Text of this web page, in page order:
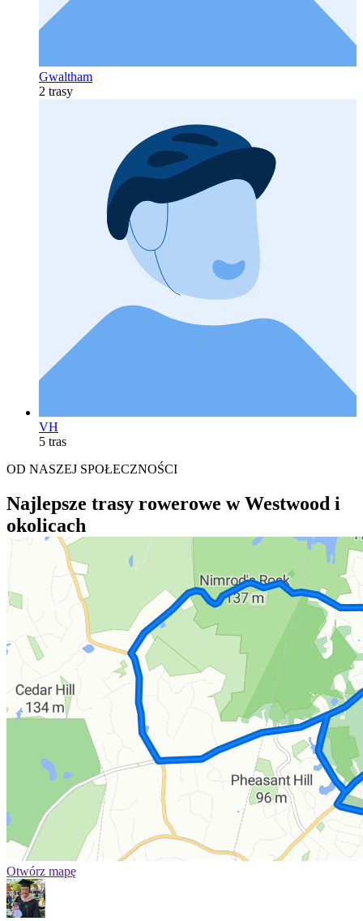
Gwaltham
2 trasy
VH
5 tras
OD NASZEJ SPOŁECZNOŚCI
Najlepsze trasy rowerowe w Westwood i
okolicach
Otwórz mapę